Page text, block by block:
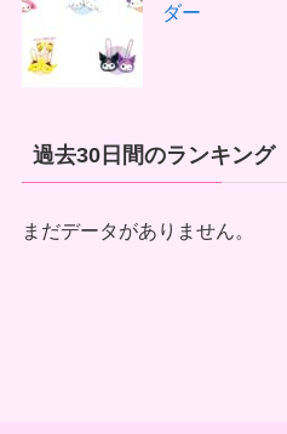
ダー
過去30日間のランキング
まだデータがありません。